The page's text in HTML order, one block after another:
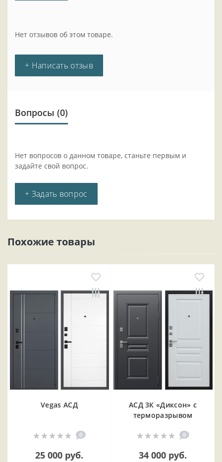
Нет отзывов об этом товаре.
+ Написать отзыв
Вопросы (0)
Нет вопросов о данном товаре, станьте первым и
задайте свой вопрос.
+ Задать вопрос
Похожие товары
Vegas АСД
0
25 000 руб.
АСД 3К «Диксон» с
терморазрывом
0
34 000 руб.